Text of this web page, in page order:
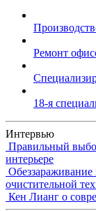
Ремонт
18-я
Интервью
Правильный
интерьере
Обеззараживание
очистительной
Кен Лианг о